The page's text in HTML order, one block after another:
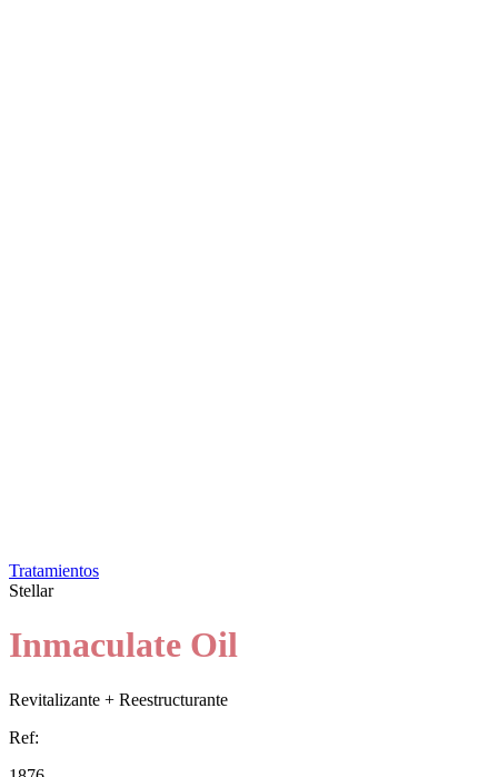
Tratamientos
Stellar
Inmaculate Oil
Revitalizante + Reestructurante
Ref: